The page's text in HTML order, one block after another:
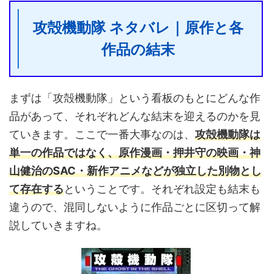
攻殻機動隊 ネタバレ｜原作と各
作品の結末
まずは「攻殻機動隊」という看板のもとにどんな作
品があって、それぞれどんな結末を迎えるのかを見
ていきます。ここで一番大事なのは、 攻殻機動隊は
単一の作品ではなく、原作漫画・押井守の映画・神
山健治のSAC・新作アニメなどが独立した別物とし
て存在するということです。それぞれ設定も結末も
違うので、混同しないように作品ごとに区切って解
説していきますね。